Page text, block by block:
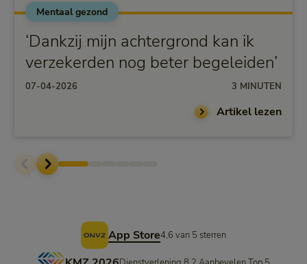
Mentaal gezond
‘Dankzij mijn achtergrond kan ik
verzekerden nog beter begeleiden’
07-04-2026 3 MINUTEN
Artikel lezen
App Store4,6 van 5 sterren